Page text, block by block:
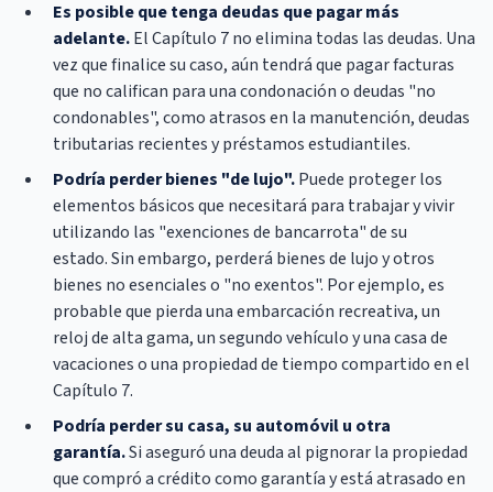
Es posible que tenga deudas que pagar más
adelante.El Capítulo 7 no elimina todas las deudas. Una
vez que finalice su caso, aún tendrá que pagar facturas
que no califican para una condonación o deudas "no
condonables", como atrasos en la manutención, deudas
tributarias recientes y préstamos estudiantiles.
Podría perder bienes "de lujo".Puede proteger los
elementos básicos que necesitará para trabajar y vivir
utilizando las "exenciones de bancarrota" de su
estado. Sin embargo, perderá bienes de lujo y otros
bienes no esenciales o "no exentos". Por ejemplo, es
probable que pierda una embarcación recreativa, un
reloj de alta gama, un segundo vehículo y una casa de
vacaciones o una propiedad de tiempo compartido en el
Capítulo 7.
Podría perder su casa, su automóvil u otra
garantía.Si aseguró una deuda al pignorar la propiedad
que compró a crédito como garantía y está atrasado en